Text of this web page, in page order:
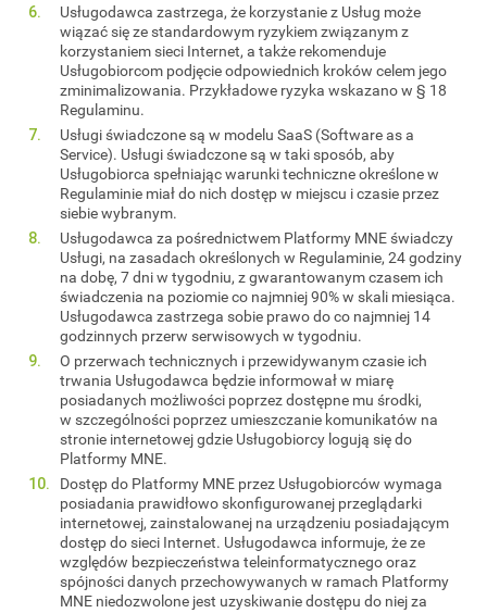
Usługodawca zastrzega, że korzystanie z Usług może
wiązać się ze standardowym ryzykiem związanym z
korzystaniem sieci Internet, a także rekomenduje
Usługobiorcom podjęcie odpowiednich kroków celem jego
zminimalizowania. Przykładowe ryzyka wskazano w § 18
Regulaminu.
Usługi świadczone są w modelu SaaS (Software as a
Service). Usługi świadczone są w taki sposób, aby
Usługobiorca spełniając warunki techniczne określone w
Regulaminie miał do nich dostęp w miejscu i czasie przez
siebie wybranym.
Usługodawca za pośrednictwem Platformy MNE świadczy
Usługi, na zasadach określonych w Regulaminie, 24 godziny
na dobę, 7 dni w tygodniu, z gwarantowanym czasem ich
świadczenia na poziomie co najmniej 90% w skali miesiąca.
Usługodawca zastrzega sobie prawo do co najmniej 14
godzinnych przerw serwisowych w tygodniu.
O przerwach technicznych i przewidywanym czasie ich
trwania Usługodawca będzie informował w miarę
posiadanych możliwości poprzez dostępne mu środki,
w szczególności poprzez umieszczanie komunikatów na
stronie internetowej gdzie Usługobiorcy logują się do
Platformy MNE.
Dostęp do Platformy MNE przez Usługobiorców wymaga
posiadania prawidłowo skonfigurowanej przeglądarki
internetowej, zainstalowanej na urządzeniu posiadającym
dostęp do sieci Internet. Usługodawca informuje, że ze
względów bezpieczeństwa teleinformatycznego oraz
spójności danych przechowywanych w ramach Platformy
MNE niedozwolone jest uzyskiwanie dostępu do niej za